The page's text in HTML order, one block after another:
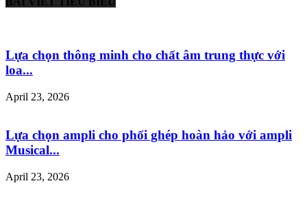
Lựa chọn thông minh cho chất âm trung thực với
loa...
April 23, 2026
Lựa chọn ampli cho phối ghép hoàn hảo với ampli
Musical...
April 23, 2026